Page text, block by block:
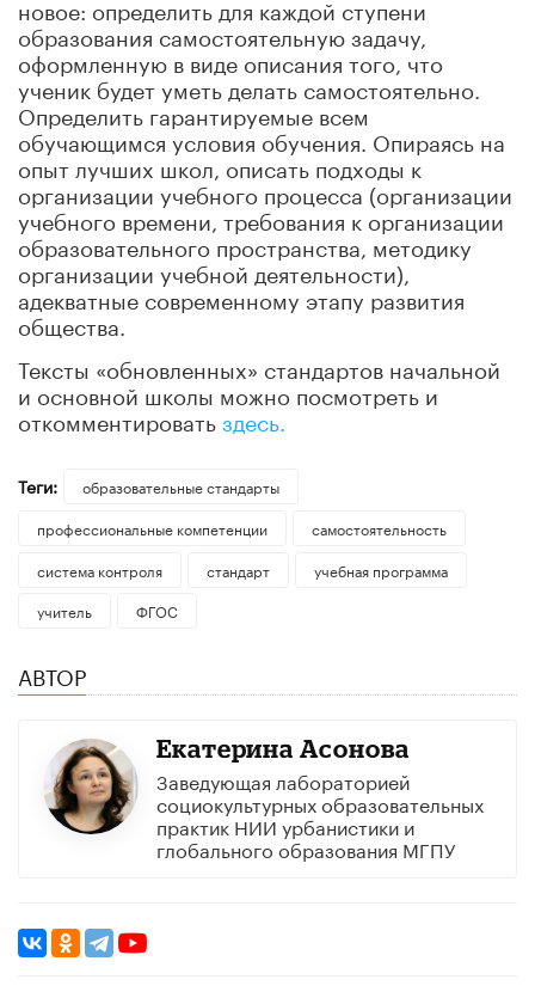
новое: определить для каждой ступени
образования самостоятельную задачу,
оформленную в виде описания того, что
ученик будет уметь делать самостоятельно.
Определить гарантируемые всем
обучающимся условия обучения. Опираясь на
опыт лучших школ, описать подходы к
организации учебного процесса (организации
учебного времени, требования к организации
образовательного пространства, методику
организации учебной деятельности),
адекватные современному этапу развития
общества.
Тексты «обновленных» стандартов начальной
и основной школы можно посмотреть и
откомментироватьздесь.
Теги:
образовательные стандарты
профессиональные компетенции
самостоятельность
система контроля
стандарт
учебная программа
учитель
ФГОС
АВТОР
Екатерина Асонова
Заведующая лабораторией
социокультурных образовательных
практик НИИ урбанистики и
глобального образования МГПУ